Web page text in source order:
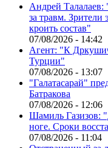
Андрей Талалаев:
за травм.
кроить состав"
07/08/2026 - 14:42
Агент: "К
Турции"
07/08/2026 - 13:07
"Галатасарай"
Батракова
07/08/2026 - 12:06
Шамиль Газизов:
ноге. Сроки
07/08/2026 - 11:04